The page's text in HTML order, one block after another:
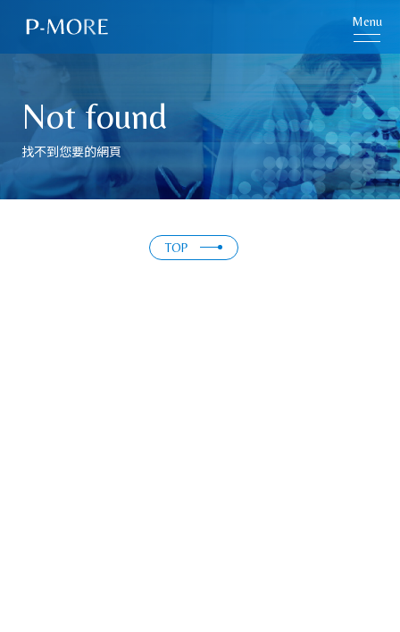
Menu
Not found
找不到您要的網頁
TOP